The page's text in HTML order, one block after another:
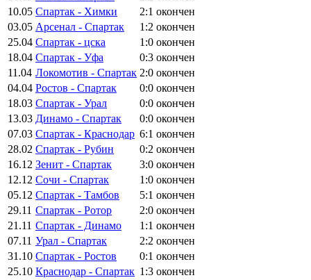
10.05 Спартак - Химки 2:1 окончен
03.05 Арсенал - Спартак 1:2 окончен
25.04 Спартак - цска 1:0 окончен
18.04 Спартак - Уфа 0:3 окончен
11.04 Локомотив - Спартак 2:0 окончен
04.04 Ростов - Спартак 0:0 окончен
18.03 Спартак - Урал 0:0 окончен
13.03 Динамо - Спартак 0:0 окончен
07.03 Спартак - Краснодар 6:1 окончен
28.02 Спартак - Рубин 0:2 окончен
16.12 Зенит - Спартак 3:0 окончен
12.12 Сочи - Спартак 1:0 окончен
05.12 Спартак - Тамбов 5:1 окончен
29.11 Спартак - Ротор 2:0 окончен
21.11 Спартак - Динамо 1:1 окончен
07.11 Урал - Спартак 2:2 окончен
31.10 Спартак - Ростов 0:1 окончен
25.10 Краснодар - Спартак 1:3 окончен